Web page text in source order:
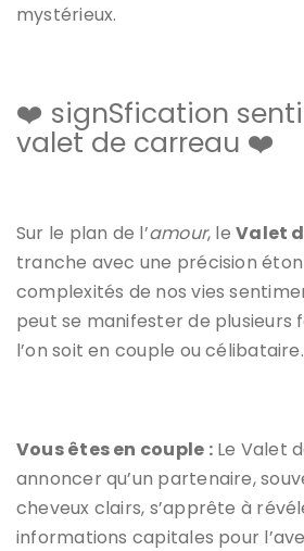
mystérieux.
❤️ signSfication
valet de carreau ❤️
Sur le plan de l’amour, leValet
tranche avec une précision
complexités de nos vies
peut se manifester de plusieurs
l’on soit en couple ou célibataire.
Vous êtes en couple :Le Valet
annoncer qu’un partenaire,
cheveux clairs, s’apprête à
informations capitales pour